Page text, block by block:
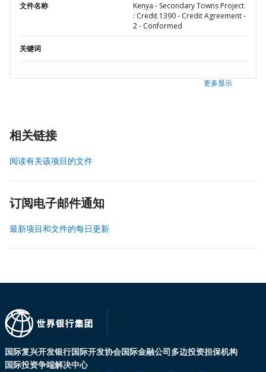
文件名称
Kenya - Secondary Towns Project
: Credit 1390 - Credit Agreement -
2 - Conformed
关键词
更多显示
相关链接
阅读有关该项目的文件
订阅电子邮件通知
最新项目和文件的每日更新
国际复兴开发银行国际开发协会国际金融公司多边投资担保机构
国际投资争端解决中心